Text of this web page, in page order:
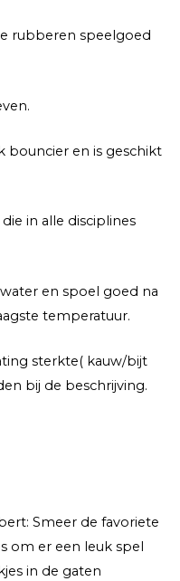
rubberen speelgoed
bouncier en is geschikt
in alle disciplines
en spoel goed na
temperatuur.
sterkte( kauw/bijt
bij de beschrijving.
Smeer de favoriete
om er een leuk spel
in de gaten